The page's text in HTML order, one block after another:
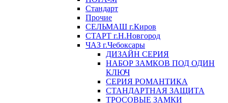
Стандарт
Прочие
СЕЛЬМАШ г.Киров
СТАРТ г.Н.Новгород
ЧАЗ г.Чебоксары
ДИЗАЙН СЕРИЯ
НАБОР ЗАМКОВ ПОД ОДИН
КЛЮЧ
СЕРИЯ РОМАНТИКА
СТАНДАРТНАЯ ЗАЩИТА
ТРОСОВЫЕ ЗАМКИ